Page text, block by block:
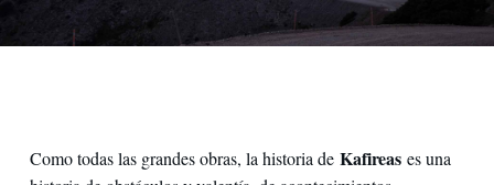
Como todas las grandes obras, la historia de Kafireas es una